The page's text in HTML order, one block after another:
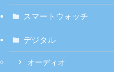
スマートウォッチ
デジタル
オーディオ